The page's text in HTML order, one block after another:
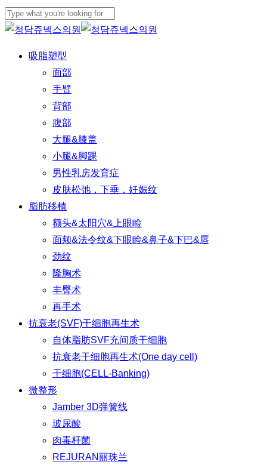
Skip
to
content
Close
Menu
吸脂塑型
面部
手臂
背部
腹部
大腿&膝盖
小腿&脚踝
男性乳房发育症
皮肤松弛，下垂，妊娠纹
脂肪移植
额头&太阳穴&上眼睑
面颊&法令纹&下眼睑&鼻子&下巴&唇
劲纹
隆胸术
丰臀术
再手术
抗衰老(SVF)干细胞再生术
自体脂肪SVF充间质干细胞
抗衰老干细胞再生术(One day cell)
干细胞(CELL-Banking)
微整形
Jamber 3D弹簧线
玻尿酸
肉毒杆菌
REJURAN丽珠兰
Play
Video